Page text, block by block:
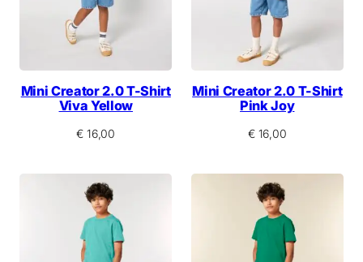
Mini Creator 2.0 T-Shirt
Viva Yellow
€ 16,00
Mini Creator 2.0 T-Shirt
Pink Joy
€16,00